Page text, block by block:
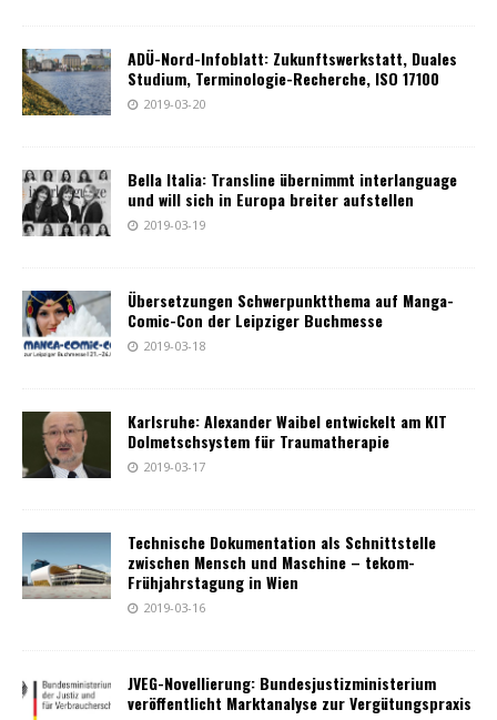
ADÜ-Nord-Infoblatt: Zukunftswerkstatt, Duales
Studium, Terminologie-Recherche, ISO 17100
2019-03-20
Bella Italia: Transline übernimmt interlanguage
und will sich in Europa breiter aufstellen
2019-03-19
Übersetzungen Schwerpunktthema auf Manga-
Comic-Con der Leipziger Buchmesse
2019-03-18
Karlsruhe: Alexander Waibel entwickelt am KIT
Dolmetschsystem für Traumatherapie
2019-03-17
Technische Dokumentation als Schnittstelle
zwischen Mensch und Maschine – tekom-
Frühjahrstagung in Wien
2019-03-16
JVEG-Novellierung: Bundesjustizministerium
veröffentlicht Marktanalyse zur Vergütungspraxis